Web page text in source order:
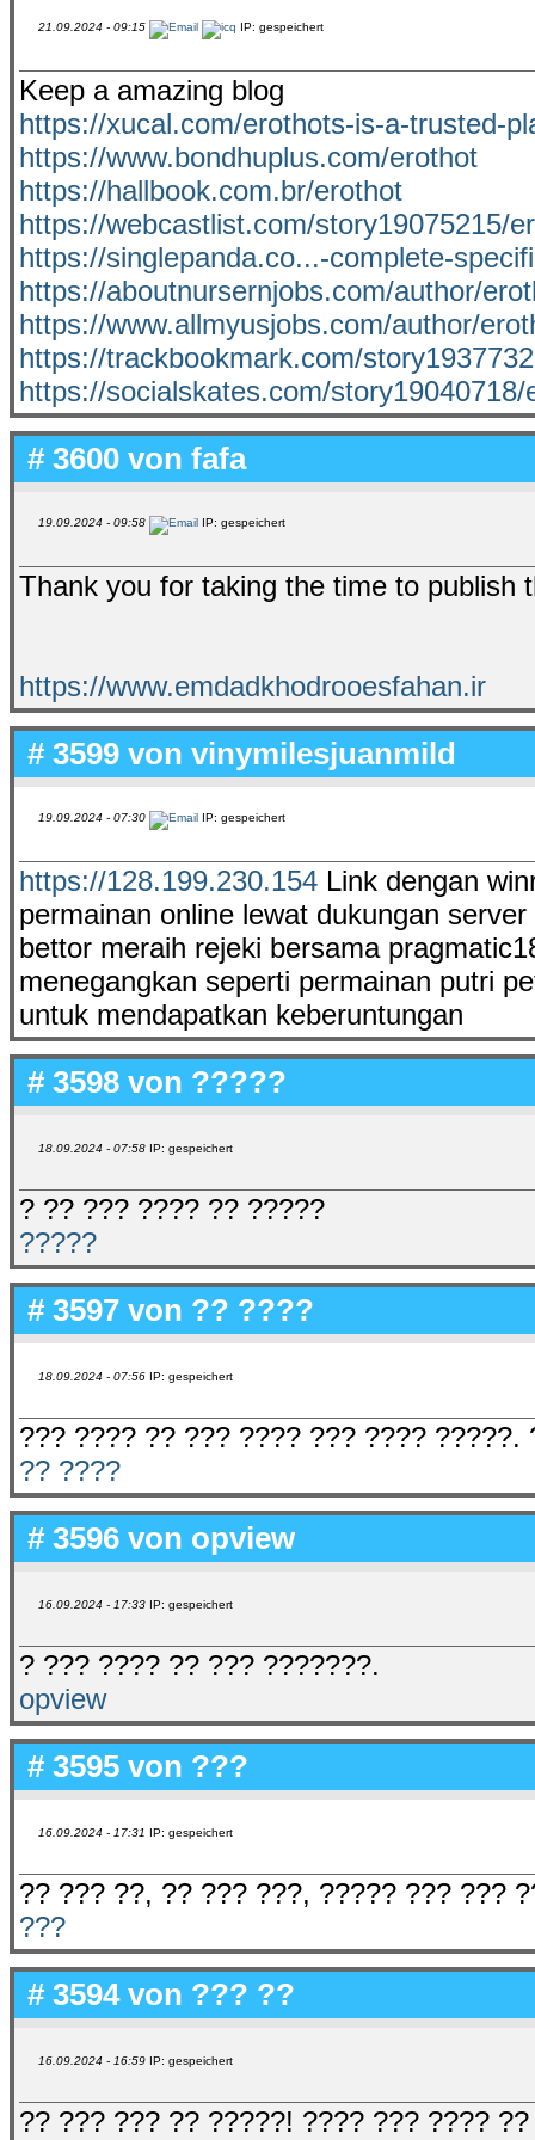
21.09.2024 - 09:15 IP: gespeichert
Keep a amazing blog
https://xucal.com/erothots-is-a-trusted-
https://www.bondhuplus.com/erothot
https://hallbook.com.br/erothot
https://webcastlist.com/story19075215/
https://singlepanda.co...-complete-
https://aboutnursernjobs.com/author/
https://www.allmyusjobs.com/author/
https://trackbookmark.com/
https://socialskates.com/story19040718/
# 3600 von fafa
19.09.2024 - 09:58 IP: gespeichert
Thank you for taking the time to publish
https://www.emdadkhodrooesfahan.ir
# 3599 von vinymilesjuanmild
19.09.2024 - 07:30 IP: gespeichert
https://128.199.230.154 Link dengan
permainan online lewat dukungan
bettor meraih rejeki bersama
menegangkan seperti permainan putri
untuk mendapatkan keberuntungan
# 3598 von ?????
18.09.2024 - 07:58 IP: gespeichert
? ?? ??? ???? ?? ?????
?????
# 3597 von ?? ????
18.09.2024 - 07:56 IP: gespeichert
??? ???? ?? ??? ???? ??? ????
?? ????
# 3596 von opview
16.09.2024 - 17:33 IP: gespeichert
? ??? ???? ?? ??? ???????.
opview
# 3595 von ???
16.09.2024 - 17:31 IP: gespeichert
?? ??? ??, ?? ??? ???, ????? ??? ???
???
# 3594 von ??? ??
16.09.2024 - 16:59 IP: gespeichert
?? ??? ??? ?? ?????! ???? ??? ????